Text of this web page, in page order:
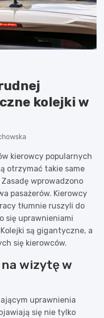
kolejki w
kierowcy popularnych
otrzymać takie same
wprowadzono
pasażerów. Kierowcy
tłumnie ruszyli do
się uprawnieniami
są gigantyczne, a
się kierowców.
wizytę w
uprawnienia
się nie tylko